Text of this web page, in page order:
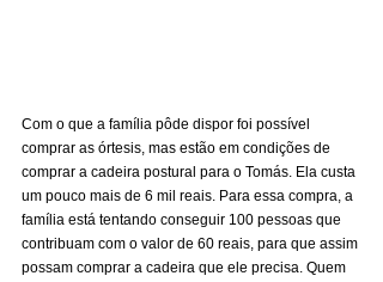
Com o que a família pôde dispor foi possível
comprar as órtesis, mas estão em condições de
comprar a cadeira postural para o Tomás. Ela custa
um pouco mais de 6 mil reais. Para essa compra, a
família está tentando conseguir 100 pessoas que
contribuam com o valor de 60 reais, para que assim
possam comprar a cadeira que ele precisa. Quem